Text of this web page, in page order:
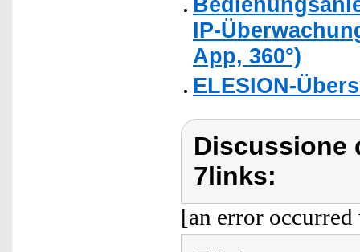
IP-
App, 360°)
ELESION-
Discussione
7links:
[an error